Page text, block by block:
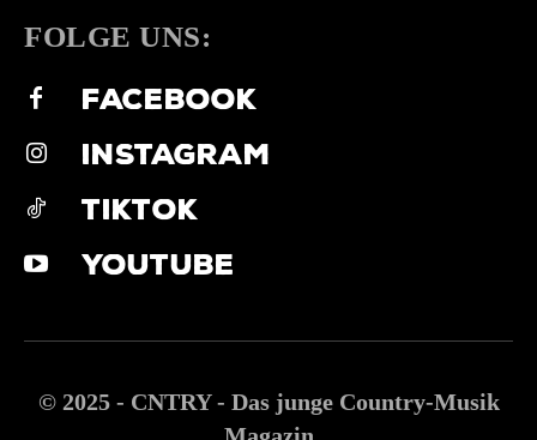
FOLGE UNS:
FACEBOOK
INSTAGRAM
TIKTOK
YOUTUBE
© 2025 - CNTRY - Das junge Country-Musik